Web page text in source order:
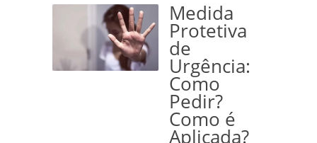
Medida
Protetiva
de
Urgência:
Como
Pedir?
Como é
Aplicada?